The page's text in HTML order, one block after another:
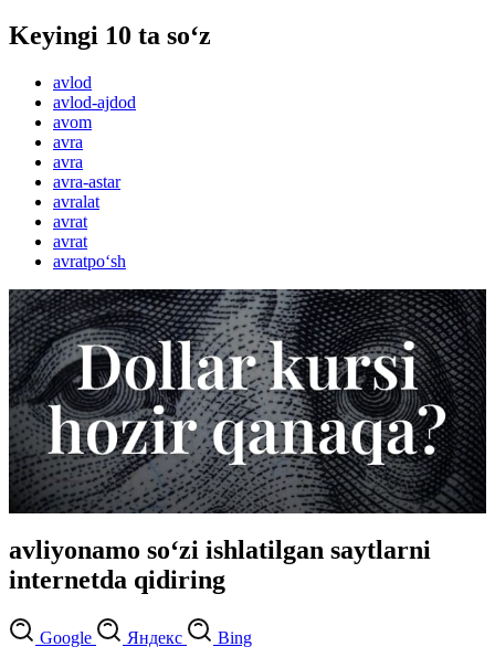
Keyingi 10 ta so‘z
avlod
avlod-ajdod
avom
avra
avra
avra-astar
avralat
avrat
avrat
avratpo‘sh
avliyonamo so‘zi ishlatilgan saytlarni
internetda qidiring
Google Яндекс Bing